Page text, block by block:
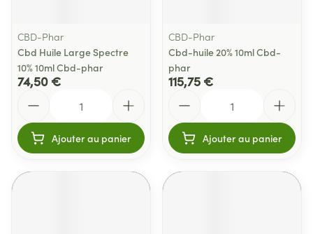
CBD-Phar
Cbd Huile Large Spectre
10% 10ml Cbd-phar
74,50 €
Ajouter au panier
CBD-Phar
Cbd-huile 20% 10ml Cbd-
phar
115,75 €
Ajouter au panier